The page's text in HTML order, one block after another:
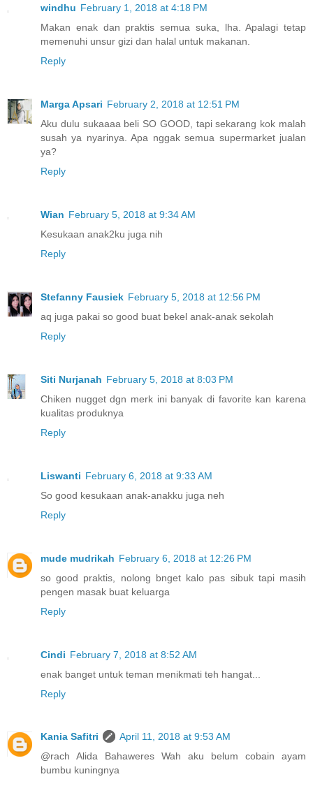
windhu February 1, 2018 at 4:18 PM
Makan enak dan praktis semua suka, lha. Apalagi tetap
memenuhi unsur gizi dan halal untuk makanan.
Reply
Marga Apsari February 2, 2018 at 12:51 PM
Aku dulu sukaaaa beli SO GOOD, tapi sekarang kok malah
susah ya nyarinya. Apa nggak semua supermarket jualan
ya?
Reply
Wian February 5, 2018 at 9:34 AM
Kesukaan anak2ku juga nih
Reply
Stefanny Fausiek February 5, 2018 at 12:56 PM
aq juga pakai so good buat bekel anak-anak sekolah
Reply
Siti Nurjanah February 5, 2018 at 8:03 PM
Chiken nugget dgn merk ini banyak di favorite kan karena
kualitas produknya
Reply
Liswanti February 6, 2018 at 9:33 AM
So good kesukaan anak-anakku juga neh
Reply
mude mudrikah February 6, 2018 at 12:26 PM
so good praktis, nolong bnget kalo pas sibuk tapi masih
pengen masak buat keluarga
Reply
Cindi February 7, 2018 at 8:52 AM
enak banget untuk teman menikmati teh hangat...
Reply
Kania Safitri
April 11, 2018 at 9:53 AM
@rach Alida Bahaweres Wah aku belum cobain ayam
bumbu kuningnya